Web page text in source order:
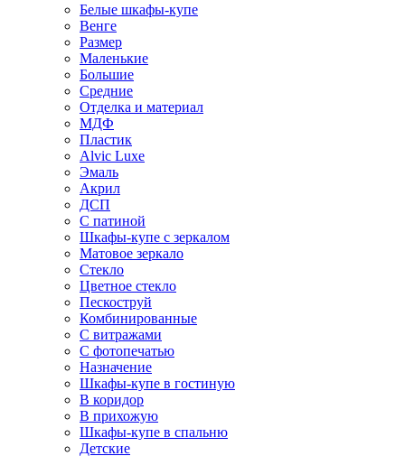
Белые шкафы-купе
Венге
Размер
Маленькие
Большие
Средние
Отделка и материал
МДФ
Пластик
Alvic Luxe
Эмаль
Акрил
ДСП
С патиной
Шкафы-купе с зеркалом
Матовое зеркало
Стекло
Цветное стекло
Пескоструй
Комбинированные
С витражами
С фотопечатью
Назначение
Шкафы-купе в гостиную
В коридор
В прихожую
Шкафы-купе в спальню
Детские